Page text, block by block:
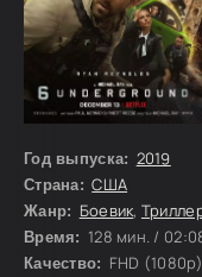
Год выпуска: 2019
Страна: США
Жанр: Боевик,
Время: 128 мин. /
Качество: FHD (1080p)